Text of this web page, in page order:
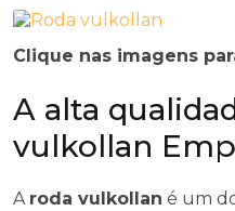
Clique nas imagens
A alta
vulkollan
A roda vulkollan é um